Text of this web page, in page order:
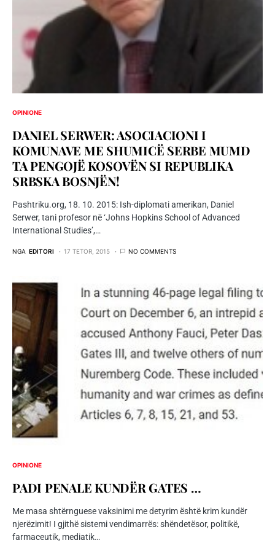
OPINIONE
DANIEL SERWER: ASOCIACIONI I
KOMUNAVE ME SHUMICË SERBE MUMD
TA PENGOJË KOSOVËN SI REPUBLIKA
SRBSKA BOSNJËN!
Pashtriku.org, 18. 10. 2015: Ish-diplomati amerikan, Daniel
Serwer, tani profesor në ‘Johns Hopkins School of Advanced
International Studies’,…
NGA EDITORI 17 TETOR, 2015 NO COMMENTS
OPINIONE
PADI PENALE KUNDËR GATES …
Me masa shtërnguese vaksinimi me detyrim është krim kundër
njerëzimit! I gjithë sistemi vendimarrës: shëndetësor, politikë,
farmaceutik, mediatik…